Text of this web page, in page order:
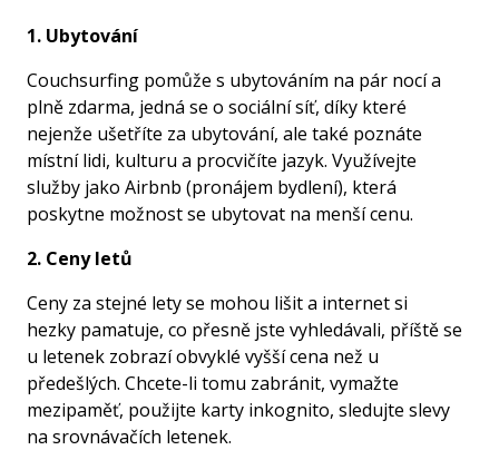
1. Ubytování
Couchsurfing pomůže s ubytováním na pár nocí a
plně zdarma, jedná se o sociální síť, díky které
nejenže ušetříte za ubytování, ale také poznáte
místní lidi, kulturu a procvičíte jazyk. Využívejte
služby jako Airbnb (pronájem bydlení), která
poskytne možnost se ubytovat na menší cenu.
2. Ceny letů
Ceny za stejné lety se mohou lišit a internet si
hezky pamatuje, co přesně jste vyhledávali, příště se
u letenek zobrazí obvyklé vyšší cena než u
předešlých. Chcete-li tomu zabránit, vymažte
mezipaměť, použijte karty inkognito, sledujte slevy
na srovnávačích letenek.